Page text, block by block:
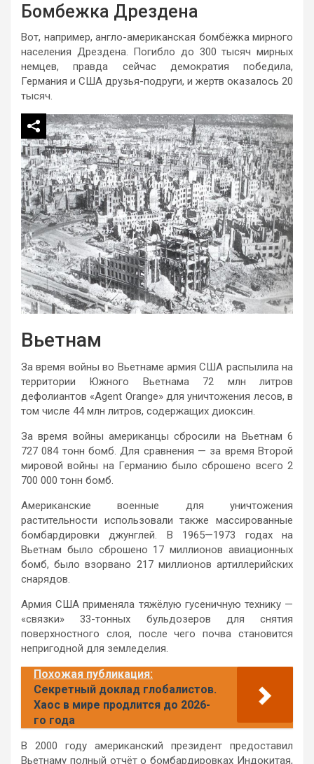
Бомбежка Дрездена
Вот, например, англо-американская бомбёжка мирного
населения Дрездена. Погибло до 300 тысяч мирных
немцев, правда сейчас демократия победила,
Германия и США друзья-подруги, и жертв оказалось 20
тысяч.
Вьетнам
За время войны во Вьетнаме армия США распылила на
территории Южного Вьетнама 72 млн литров
дефолиантов «Agent Orange» для уничтожения лесов, в
том числе 44 млн литров, содержащих диоксин.
За время войны американцы сбросили на Вьетнам 6
727 084 тонн бомб. Для сравнения — за время Второй
мировой войны на Германию было сброшено всего 2
700 000 тонн бомб.
Американские военные для уничтожения
растительности использовали также массированные
бомбардировки джунглей. В 1965—1973 годах на
Вьетнам было сброшено 17 миллионов авиационных
бомб, было взорвано 217 миллионов артиллерийских
снарядов.
Армия США применяла тяжёлую гусеничную технику —
«связки» 33-тонных бульдозеров для снятия
поверхностного слоя, после чего почва становится
непригодной для земледелия.
Похожая публикация:
Секретный доклад глобалистов.
Хаос в мире продлится до 2026-
го года
В 2000 году американский президент предоставил
Вьетнаму полный отчёт о бомбардировках Индокитая,